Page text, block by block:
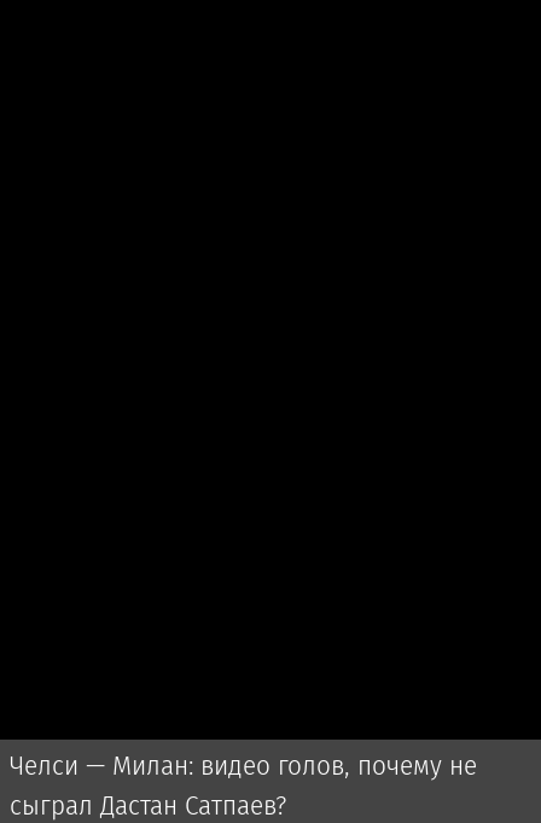
Челси — Милан: видео голов, почему не
сыграл Дастан Сатпаев?